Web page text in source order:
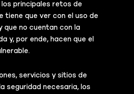
principales retos de
tiene que ver con el uso de
no cuentan con la
y, por ende, hacen que el
servicios y sitios de
seguridad necesaria, los